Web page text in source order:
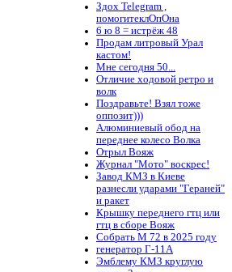
Здох Telegram ,
помогитеклОпОна
6 ю 8 = истрёж 48
Продам литровый Урал
кастом!
Мне сегодня 50...
Отличие ходовой ретро и
волк
Поздравьте! Взял тоже
оппозит)))
Алюминиевый обод на
переднее колесо Волка
Отрыл Вояж
Журнал "Мото" воскрес!
Завод КМЗ в Киеве
разнесли ударами "Гераней"
и ракет
Крышку переднего гтц или
гтц в сборе Вояж
Собрать М 72 в 2025 году
генератор Г-11А
Эмблему КМЗ круглую